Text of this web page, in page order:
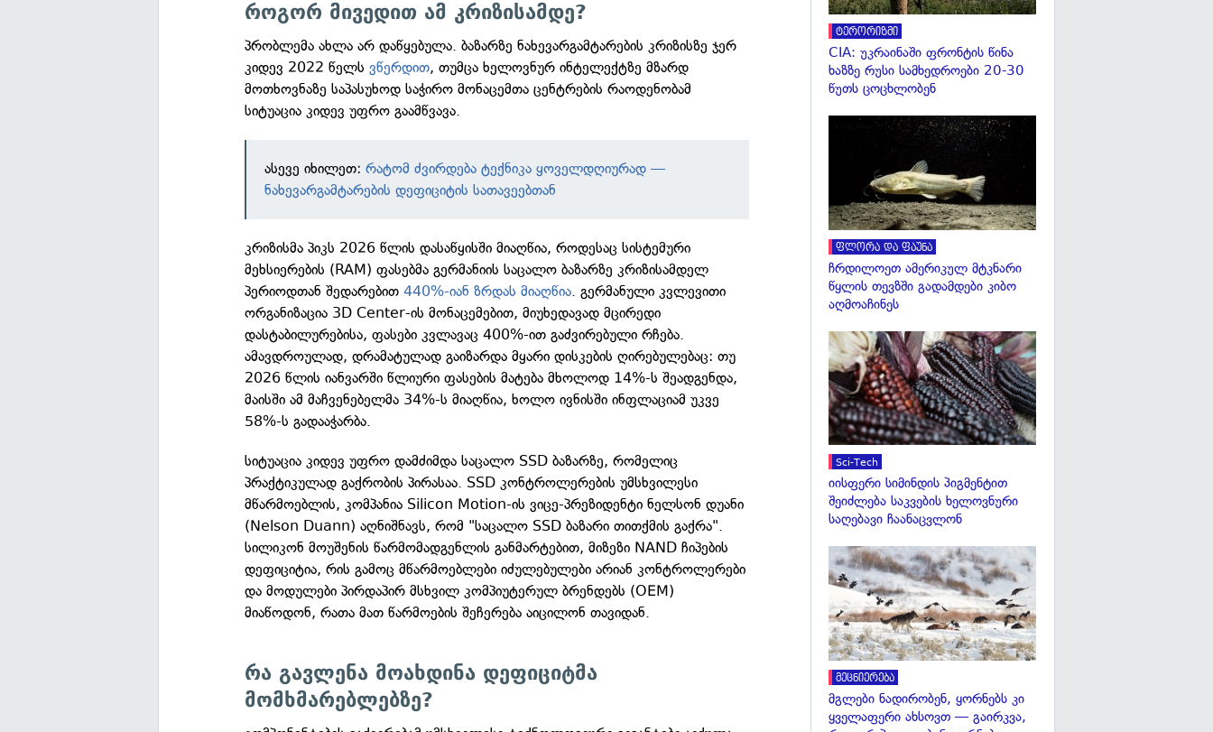
როგორ მივედით ამ კრიზისამდე?
პრობლემა ახლა არ დაწყებულა. ბაზარზე ნახევარგამტარების კრიზისზე ჯერ
კიდევ 2022 წელსვწერდით, თუმცა ხელოვნურ ინტელექტზე მზარდ
მოთხოვნაზე საპასუხოდ საჭირო მონაცემთა ცენტრების რაოდენობამ
სიტუაცია კიდევ უფრო გაამწვავა.
ასევე იხილეთ:რატომ ძვირდება ტექნიკა ყოველდღიურად —
ნახევარგამტარების დეფიციტის სათავეებთან
კრიზისმა პიკს 2026 წლის დასაწყისში მიაღწია, როდესაც სისტემური
მეხსიერების (RAM) ფასებმა გერმანიის საცალო ბაზარზე კრიზისამდელ
პერიოდთან შედარებით440%-იან ზრდას მიაღწია. გერმანული კვლევითი
ორგანიზაცია 3D Center-ის მონაცემებით, მიუხედავად მცირედი
დასტაბილურებისა, ფასები კვლავაც 400%-ით გაძვირებული რჩება.
ამავდროულად, დრამატულად გაიზარდა მყარი დისკების ღირებულებაც: თუ
2026 წლის იანვარში წლიური ფასების მატება მხოლოდ 14%-ს შეადგენდა,
მაისში ამ მაჩვენებელმა 34%-ს მიაღწია, ხოლო ივნისში ინფლაციამ უკვე
58%-ს გადააჭარბა.
სიტუაცია კიდევ უფრო დამძიმდა საცალო SSD ბაზარზე, რომელიც
პრაქტიკულად გაქრობის პირასაა. SSD კონტროლერების უმსხვილესი
მწარმოებლის, კომპანია Silicon Motion-ის ვიცე-პრეზიდენტი ნელსონ დუანი
(Nelson Duann) აღნიშნავს, რომ "საცალო SSD ბაზარი თითქმის გაქრა".
სილიკონ მოუშენის წარმომადგენლის განმარტებით, მიზეზი NAND ჩიპების
დეფიციტია, რის გამოც მწარმოებლები იძულებულები არიან კონტროლერები
და მოდულები პირდაპირ მსხვილ კომპიუტერულ ბრენდებს (OEM)
მიაწოდონ, რათა მათ წარმოების შეჩერება აიცილონ თავიდან.
რა გავლენა მოახდინა დეფიციტმა
მომხმარებლებზე?
ტერორიზმი
CIA: უკრაინაში ფრონტის წინა
ხაზზე რუსი სამხედროები 20-30
წუთს ცოცხლობენ
ფლორა და ფაუნა
ჩრდილოეთ ამერიკულ მტკნარი
წყლის თევზში გადამდები კიბო
აღმოაჩინეს
Sci-Tech
იისფერი სიმინდის პიგმენტით
შეიძლება საკვების ხელოვნური
საღებავი ჩაანაცვლონ
მეცნიერება
მგლები ნადირობენ, ყორნებს კი
ყველაფერი ახსოვთ — გაირკვა,